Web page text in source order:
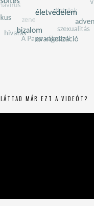
LÁTTAD MÁR EZT A VIDEÓT?